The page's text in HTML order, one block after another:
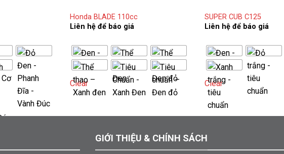
Honda BLADE 110cc
Liên hệ để báo giá
Clear
SUPER CUB C125
Liên hệ để báo giá
Clear
GIỚI THIỆU & CHÍNH SÁCH